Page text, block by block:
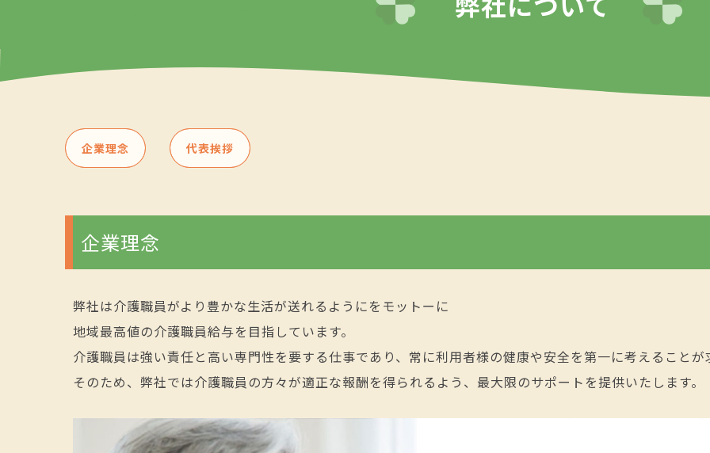
企業理念 代表挨拶
企業理念
弊社は介護職員がより豊かな生活が送れるようにをモットーに
地域最高値の介護職員給与を目指しています。
介護職員は強い責任と高い専門性を要する仕事であり、常に利用者様の健康や安全を第一に考えることが
そのため、弊社では介護職員の方々が適正な報酬を得られるよう、最大限のサポートを提供いたします。